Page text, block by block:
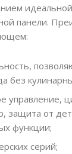
панели.
без
управление,
защита от
функции;
серий;